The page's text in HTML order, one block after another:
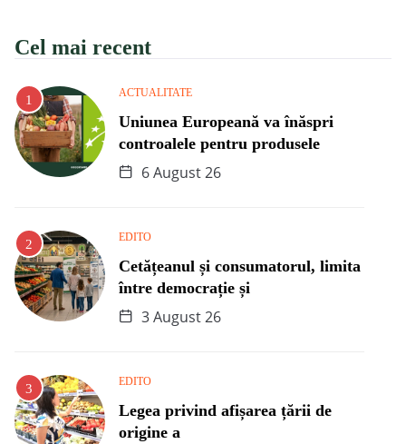
Cel mai recent
ACTUALITATE
Uniunea Europeană va înăspri
controalele pentru produsele
6 August 26
EDITO
Cetățeanul și consumatorul, limita
între democrație și
3 August 26
EDITO
Legea privind afișarea țării de
origine a